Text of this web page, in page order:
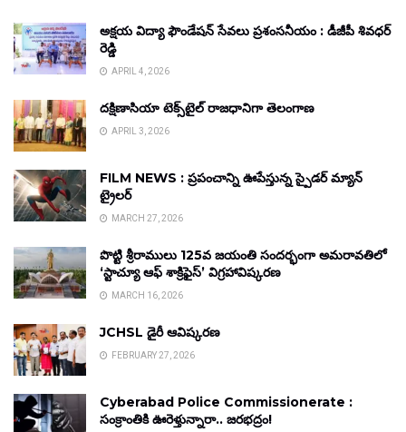
అక్షయ విద్యా ఫౌండేషన్ సేవలు ప్రశంసనీయం : డీజీపీ శివధర్
రెడ్డి
APRIL 4, 2026
దక్షిణాసియా టెక్స్‌టైల్ రాజధానిగా తెలంగాణ
APRIL 3, 2026
FILM NEWS : ప్రపంచాన్ని ఊపేస్తున్న స్పైడర్ మ్యాన్
ట్రైలర్
MARCH 27, 2026
పొట్టి శ్రీరాములు 125వ జయంతి సందర్భంగా అమరావతిలో
‘స్టాచ్యూ ఆఫ్ శాక్రిఫైస్’ విగ్రహావిష్కరణ
MARCH 16, 2026
JCHSL డైరీ ఆవిష్కరణ
FEBRUARY 27, 2026
Cyberabad Police Commissionerate :
సంక్రాంతికి ఊరెళ్తున్నారా.. జరభద్రం!